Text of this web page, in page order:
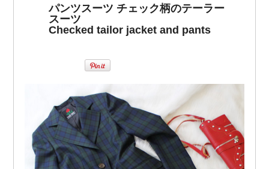
パンツスーツ チェック柄のテーラー
スーツ
Checked tailor jacket and pants